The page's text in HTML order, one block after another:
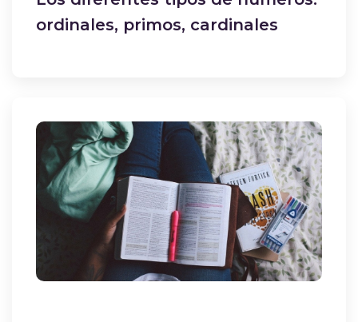
ordinales, primos, cardinales